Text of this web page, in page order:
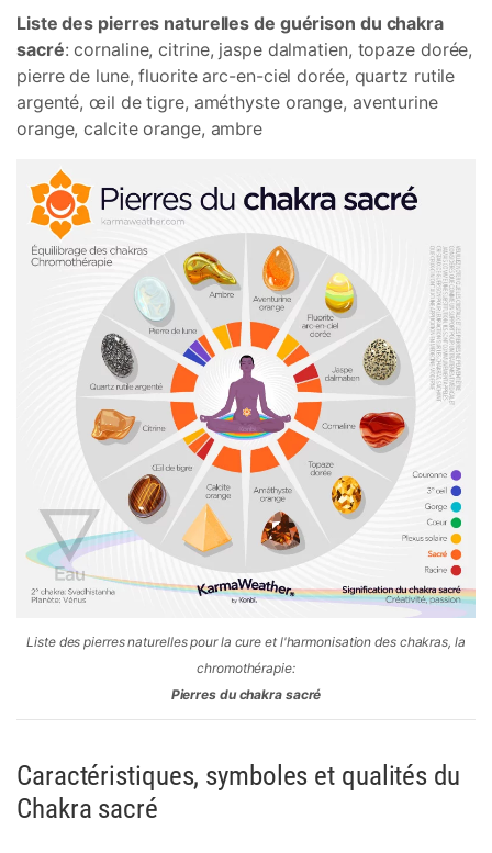
Liste des pierres naturelles de guérison du chakra
sacré: cornaline, citrine, jaspe dalmatien, topaze dorée,
pierre de lune, fluorite arc-en-ciel dorée, quartz rutile
argenté, œil de tigre, améthyste orange, aventurine
orange, calcite orange, ambre
Liste des pierres naturelles pour la cure et l'harmonisation des chakras, la
chromothérapie:
Pierres du chakra sacré
Caractéristiques, symboles et qualités du
Chakra sacré